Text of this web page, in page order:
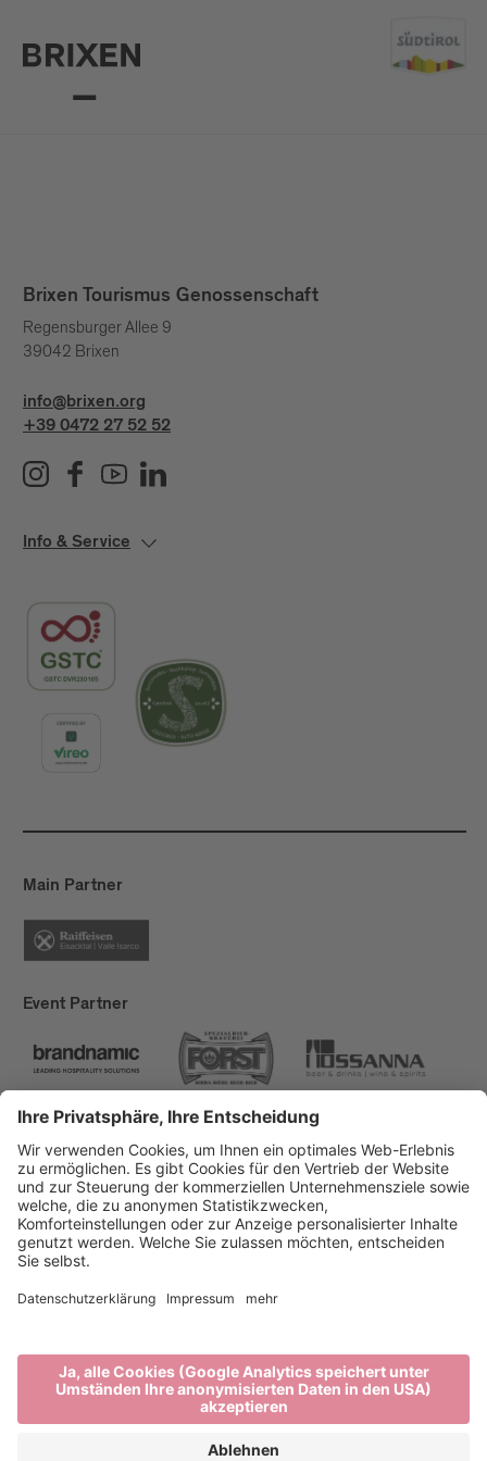
Brixen Tourismus Genossenschaft
Regensburger Allee 9
39042 Brixen
info@brixen.org
+39 0472 27 52 52
Info & Service
Main Partner
Event Partner
Brixen Tourismus
Privacy
Impressum
Förderungen
produced by